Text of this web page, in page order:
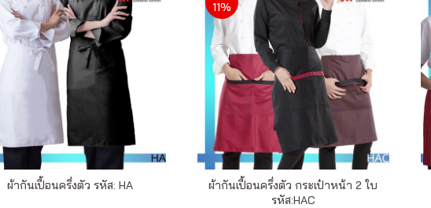
ผ้ากันเปื้อนครึ่งตัว รหัส: HA
11%
ผ้ากันเปื้อนครึ่งตัว กระเป๋าหน้า 2 ใบ
รหัส:HAC